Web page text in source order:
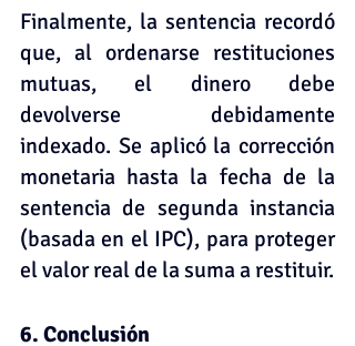
Finalmente, la sentencia recordó
que, al ordenarse restituciones
mutuas, el dinero debe
devolverse debidamente
indexado. Se aplicó la corrección
monetaria hasta la fecha de la
sentencia de segunda instancia
(basada en el IPC), para proteger
el valor real de la suma a restituir.
6. Conclusión